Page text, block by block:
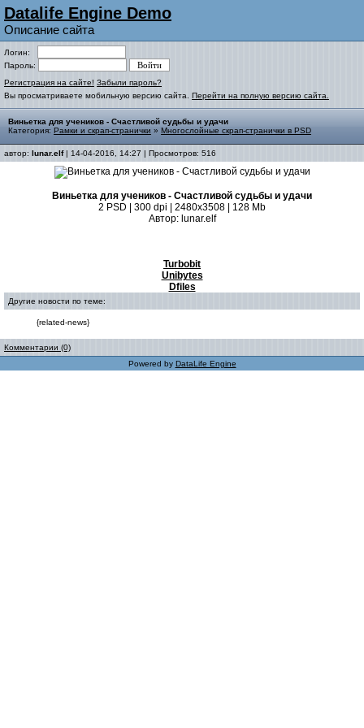
Datalife Engine Demo
Описание сайта
Логин:
Пароль:
Регистрация на сайте! Забыли пароль?
Вы просматриваете мобильную версию сайта. Перейти на полную версию сайта.
Виньетка для учеников - Счастливой судьбы и удачи
Категория: Рамки и скрап-странички » Многослойные скрап-странички в PSD
автор: lunar.elf| 14-04-2016, 14:27 | Просмотров: 516
Виньетка для учеников - Счастливой судьбы и удачи
2 PSD | 300 dpi | 2480x3508 | 128 Мb
Автор: lunar.elf
Turbobit
Unibytes
Dfiles
Другие новости по теме:
{related-news}
Комментарии (0)
Powered by DataLife Engine